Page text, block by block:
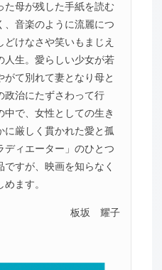
た母が残した手紙を読む
、音楽のように流麗につ
けなさや笑いもまじえ
人生。愛らしい少女が若
て別れて妻となり母と
政治にたずさわって行
中で、女性としての生き
に厳しく貫かれた愛と孤
ディエーター」のひとつ
すが、映画を知らなく
ます。
板坂 耀子